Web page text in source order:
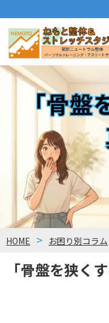
「骨盤を狭く
HOME お困り別コラム